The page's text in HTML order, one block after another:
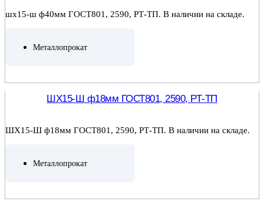
шх15-ш ф40мм ГОСТ801, 2590, РТ-ТП. В наличии на складе.
Металлопрокат
ШХ15-Ш ф18мм ГОСТ801, 2590, РТ-ТП
ШХ15-Ш ф18мм ГОСТ801, 2590, РТ-ТП. В наличии на складе.
Металлопрокат